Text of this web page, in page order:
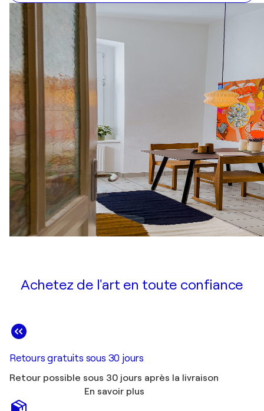
Achetez de l'art en toute confiance
Retours gratuits sous 30 jours
Retour possible sous 30 jours après la livraison
En savoir plus